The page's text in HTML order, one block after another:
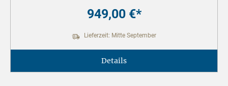
949,00 €*
Lieferzeit: Mitte September
Details